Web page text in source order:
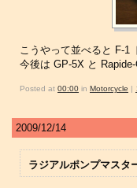
こうやって並べると F-1
今後は GP-5X と
Posted at 00:00 in Motorcycle |
2009/12/14
ラジアルポンプマスタ